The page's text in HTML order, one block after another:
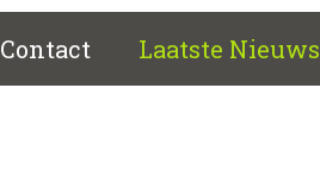
Contact Laatste Nieuws